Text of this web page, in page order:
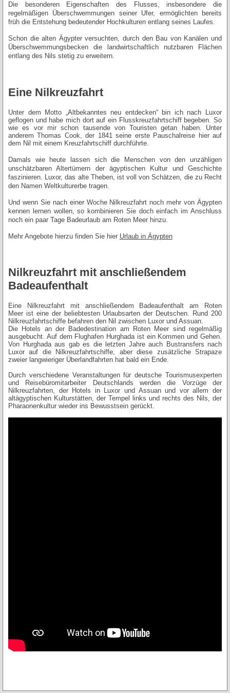
Die besonderen Eigenschaften des Flusses, insbesondere die
regelmäßigen Überschwemmungen seiner Ufer, ermöglichten bereits
früh die Entstehung bedeutender Hochkulturen entlang seines Laufes.
Schon die alten Ägypter versuchten, durch den Bau von Kanälen und
Überschwemmungsbecken die landwirtschaftlich nutzbaren Flächen
entlang des Nils stetig zu erweitern.
Eine Nilkreuzfahrt
Unter dem Motto „Altbekanntes neu entdecken“ bin ich nach Luxor
geflogen und habe mich dort auf ein Flusskreuzfahrtschiff begeben. So
wie es vor mir schon tausende von Touristen getan haben. Unter
anderem Thomas Cook, der 1841 seine erste Pauschalreise hier auf
dem Nil mit einem Kreuzfahrtschiff durchführte.
Damals wie heute lassen sich die Menschen von den unzähligen
unschätzbaren Altertümern der ägyptischen Kultur und Geschichte
faszinieren. Luxor, das alte Theben, ist voll von Schätzen, die zu Recht
den Namen Weltkulturerbe tragen.
Und wenn Sie nach einer Woche Nilkreuzfahrt noch mehr von Ägypten
kennen lernen wollen, so kombinieren Sie doch einfach im Anschluss
noch ein paar Tage Badeurlaub am Roten Meer hinzu.
Mehr Angebote hierzu finden Sie hier Urlaub in Ägypten
Nilkreuzfahrt mit anschließendem
Badeaufenthalt
Eine Nilkreuzfahrt mit anschließendem Badeaufenthalt am Roten
Meer ist eine der beliebtesten Urlaubsarten der Deutschen. Rund 200
Nilkreuzfahrtschiffe befahren den Nil zwischen Luxor und Assuan.
Die Hotels an der Badedestination am Roten Meer sind regelmäßig
ausgebucht. Auf dem Flughafen Hurghada ist ein Kommen und Gehen.
Von Hurghada aus gab es die letzten Jahre auch Bustransfers nach
Luxor auf die Nilkreuzfahrtschiffe, aber diese zusätzliche Strapaze
zweier langwieriger Überlandfahrten hat bald ein Ende.
Durch verschiedene Veranstaltungen für deutsche Tourismusexperten
und Reisebüromitarbeiter Deutschlands werden die Vorzüge der
Nilkreuzfahrten, der Hotels in Luxor und Assuan und vor allem der
altägyptischen Kulturstätten, der Tempel links und rechts des Nils, der
Pharaonenkultur wieder ins Bewusstsein gerückt.